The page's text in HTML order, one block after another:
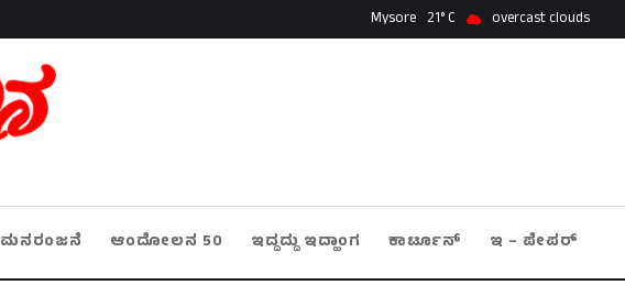
Mysore 21 overcast clouds
ಮನರಂಜನೆ ಆಂದೋಲನ 50 ಇದ್ದದ್ದು ಇದ್ಹಾಂಗ ಕಾರ್ಟೂನ್ ಇ – ಪೇಪರ್